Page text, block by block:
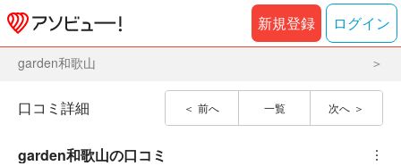
新規登録 ログイン
garden和歌山
前へ 一覧 次へ
口コミ詳細
garden和歌山の口コミ ︙